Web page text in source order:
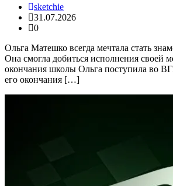
sketchie
31.07.2026
0
Ольга Матешко всегда мечтала стать
Она смогла добиться исполнения своей
окончания школы Ольга поступила во
его окончания […]